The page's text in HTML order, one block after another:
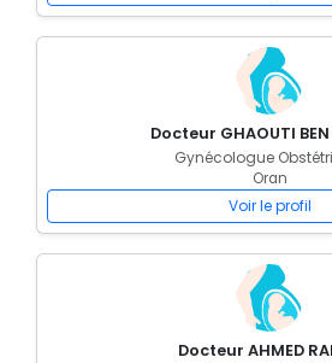
Docteur GHAOUTI BEN
Gynécologue
Oran
Voir le profil
Docteur AHMED